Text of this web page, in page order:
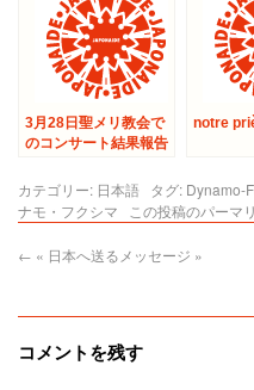
3月28日聖メリ教会で
のコンサート結果報告
notre
カテゴリー: 日本語 タグ: Dynamo-
ナモ・フクシマ
この投稿のパーマ
← « 日本へ送るメッセージ »
コメントを残す